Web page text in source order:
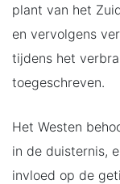
plant van het
en vervolgens
tijdens het
toegeschreven.
Het Westen
in de duisternis,
invloed op de